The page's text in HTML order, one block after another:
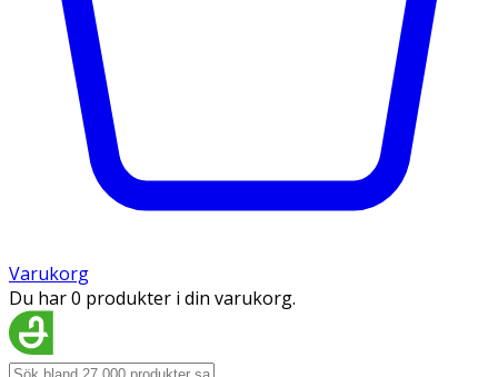
Varukorg
Du har 0 produkter i din varukorg.